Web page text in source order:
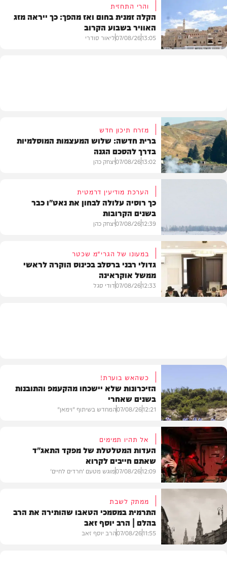
פוליטי
והרי התחזית
הקלה זמנית בחום ואז מהפך: כך ייראה מזג
האוויר בשבוע הקרוב
13:05
07/08/26ליאור סודרי
מזרח תיכון חדש
ברית חדשה: שלוש המעצמות המוסלמיות
בדרך להסכם הגנה
13:02
07/08/26יצחק כהן
הערכת מודיעין דרמטית
כך רוסיה עלולה לבחון את נאט"ו כבר
בשנים הקרובות
12:39
07/08/26יצחק כהן
במעונו של הגרי"מ שכטר
גדולי רבני ברסלב בכינוס הוקרה לראשי
ממשל אוקראינה
12:33
07/08/26דודי סגל
וידאו
כשהאש בוערת!
הזיכרונות שלא יישכחו מהקעמפ והתובנות
בשנים שאחרי
12:21
07/08/26המחדש בשיתוף "וימאן"
דעות
אל תהיו תמימים
העדות המטלטלת של מפקד התאג"ד
שאתם חייבים לקרוא
12:09
07/08/26מוגש מטעם 'חרדים לחיים'
ממתק לשבת
התרמית במסמכי הטאבו שהותירה את הרב
בהלם | הרב יוסף זאב
11:55
07/08/26הרב יוסף זאב